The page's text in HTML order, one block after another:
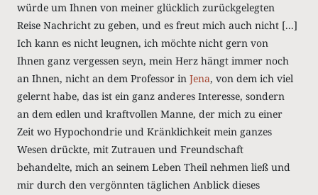
würde um Ihnen von meiner glücklich zurückgelegten
Reise Nachricht zu geben, und es freut mich auch nicht [...]
Ich kann es nicht leugnen, ich möchte nicht gern von
Ihnen ganz vergessen seyn, mein Herz hängt immer noch
an Ihnen, nicht an dem Professor in Jena, von dem ich viel
gelernt habe, das ist ein ganz anderes Interesse, sondern
an dem edlen und kraftvollen Manne, der mich zu einer
Zeit wo Hypochondrie und Kränklichkeit mein ganzes
Wesen drückte, mit Zutrauen und Freundschaft
behandelte, mich an seinem Leben Theil nehmen ließ und
mir durch den vergönnten täglichen Anblick dieses